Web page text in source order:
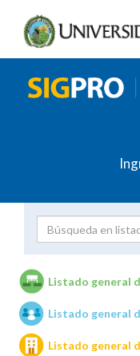
Unidades de
Listado general
Listado general
Listado general